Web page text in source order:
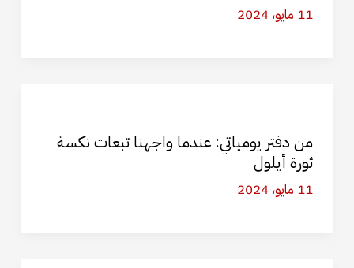
11 مايو، 2024
من دفتر يومياتي: عندما واجهنا تبعات نكسة
ثورة أيلول
11 مايو، 2024